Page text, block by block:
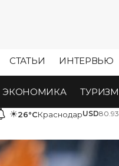
СТАТЬИ ИНТЕРВЬЮ
ЭКОНОМИКА ТУРИЗМ
☀26°CКраснодарUSD80.93